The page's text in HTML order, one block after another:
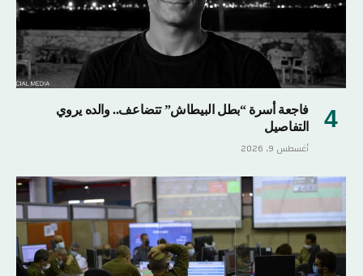
فاجعة أسرة “بطل البيطاش” تتضاعف.. والده يروي
التفاصيل
أغسطس 9, 2026